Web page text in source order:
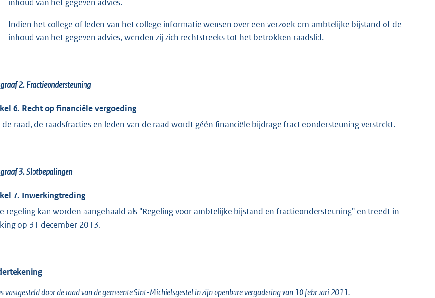
inhoud van het gegeven advies.
Indien het college of leden van het college informatie wensen over een verzoek om ambtelijke bijstand of de
inhoud van het gegeven advies, wenden zij zich rechtstreeks tot het betrokken raadslid.
2.Fractieondersteuning
6. Recht op financiële vergoeding
de raad, de raadsfracties en leden van de raad wordt géén financiële bijdrage fractieondersteuning verstrekt.
3.Slotbepalingen
7. Inwerkingtreding
regeling kan worden aangehaald als "Regeling voor ambtelijke bijstand en fractieondersteuning" en treedt in
op 31 december 2013.
vastgesteld door de raad van de gemeente Sint-Michielsgestel in zijn openbare vergadering van 10 februari 2011.